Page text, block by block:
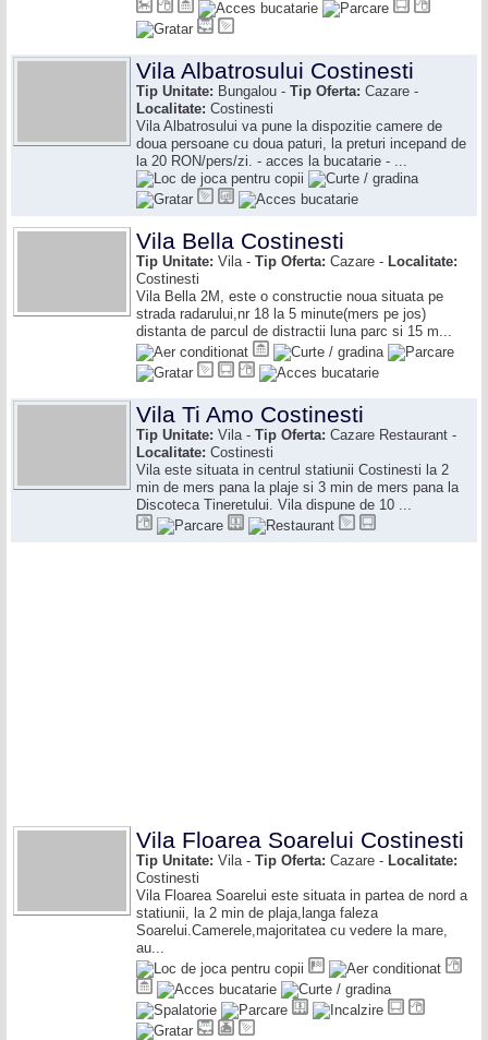
Vila Albatrosului Costinesti
Tip Unitate: Bungalou - Tip Oferta: Cazare -
Localitate: Costinesti
Vila Albatrosului va pune la dispozitie camere de
doua persoane cu doua paturi, la preturi incepand de
la 20 RON/pers/zi. - acces la bucatarie - ...
Vila Bella Costinesti
Tip Unitate: Vila - Tip Oferta: Cazare - Localitate:
Costinesti
Vila Bella 2M, este o constructie noua situata pe
strada radarului,nr 18 la 5 minute(mers pe jos)
distanta de parcul de distractii luna parc si 15 m...
Vila Ti Amo Costinesti
Tip Unitate: Vila - Tip Oferta: Cazare Restaurant -
Localitate: Costinesti
Vila este situata in centrul statiunii Costinesti la 2
min de mers pana la plaje si 3 min de mers pana la
Discoteca Tineretului. Vila dispune de 10 ...
Vila Floarea Soarelui Costinesti
Tip Unitate: Vila - Tip Oferta: Cazare - Localitate:
Costinesti
Vila Floarea Soarelui este situata in partea de nord a
statiunii, la 2 min de plaja,langa faleza
Soarelui.Camerele,majoritatea cu vedere la mare,
au...